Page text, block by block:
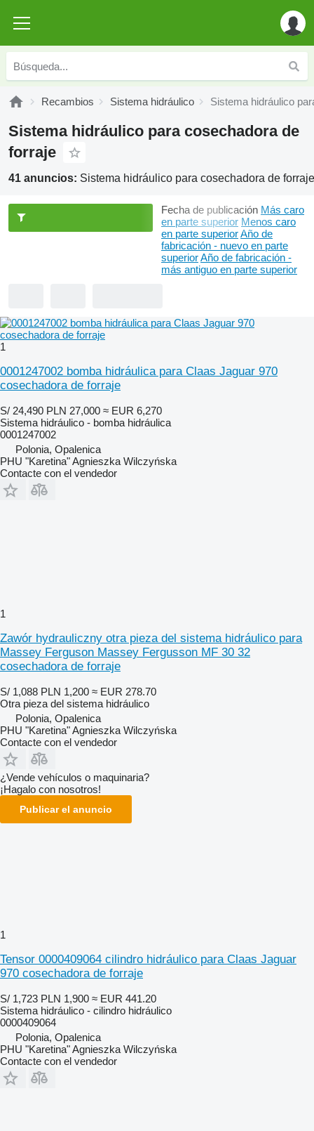
Recambios Sistema hidráulico Sistema hidráulico
Sistema hidráulico para cosechadora de
forraje
41 anuncios: Sistema hidráulico para cosechadora de forraje
Fecha de publicación Más caro
en parte superior Menos caro
en parte superiorAño de
fabricación - nuevo en parte
superiorAño de fabricación -
más antiguo en parte superior
1
0001247002 bomba hidráulica para Claas Jaguar 970
cosechadora de forraje
S/ 24,490 PLN 27,000 ≈ EUR 6,270
Sistema hidráulico - bomba hidráulica
0001247002
Polonia, Opalenica
PHU "Karetina" Agnieszka Wilczyńska
Contacte con el vendedor
1
Zawór hydrauliczny otra pieza del sistema hidráulico para
Massey Ferguson Massey Fergusson MF 30 32
cosechadora de forraje
S/ 1,088 PLN 1,200 ≈ EUR 278.70
Otra pieza del sistema hidráulico
Polonia, Opalenica
PHU "Karetina" Agnieszka Wilczyńska
Contacte con el vendedor
¿Vende vehículos o maquinaria?
¡Hagalo con nosotros!
Publicar el anuncio
1
Tensor 0000409064 cilindro hidráulico para Claas Jaguar
970 cosechadora de forraje
S/ 1,723 PLN 1,900 ≈ EUR 441.20
Sistema hidráulico - cilindro hidráulico
0000409064
Polonia, Opalenica
PHU "Karetina" Agnieszka Wilczyńska
Contacte con el vendedor